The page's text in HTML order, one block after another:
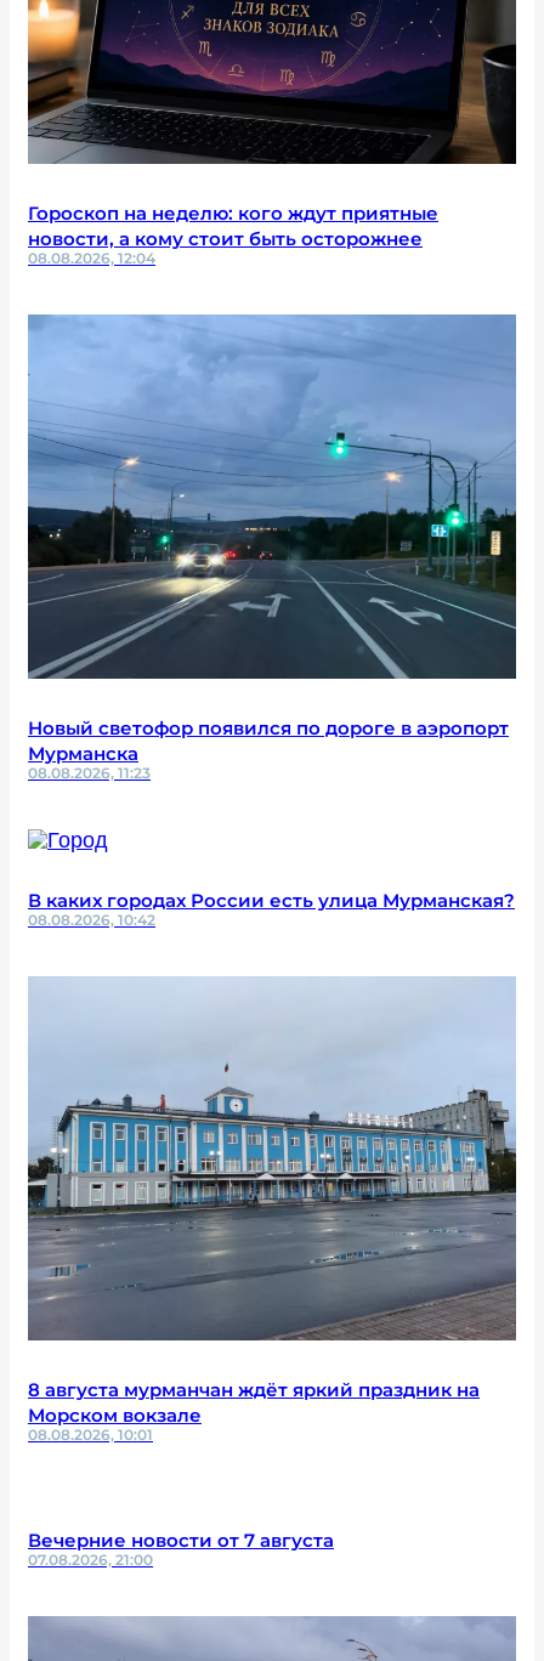
Гороскоп на неделю: кого ждут приятные
новости, а кому стоит быть осторожнее
08.08.2026, 12:04
Новый светофор появился по дороге в аэропорт
Мурманска
08.08.2026, 11:23
В каких городах России есть улица Мурманская?
08.08.2026, 10:42
8 августа мурманчан ждёт яркий праздник на
Морском вокзале
08.08.2026, 10:01
Вечерние новости от 7 августа
07.08.2026, 21:00